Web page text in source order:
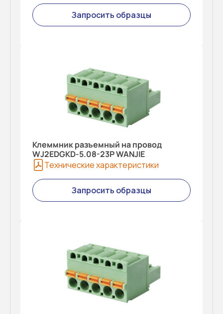
Запросить образцы
Клеммник разъемный на провод
WJ2EDGKD-5.08-23P WANJIE
Технические характеристики
Запросить образцы